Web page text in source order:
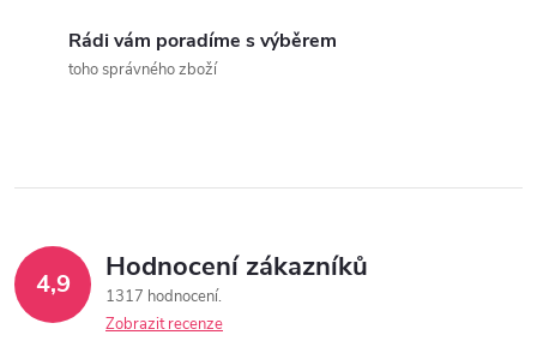
r
v
k
Rádi vám poradíme s výběrem
toho správného zboží
4,9 Hodnocení zákazníků
1317 hodnocení
Zobrazit recenze